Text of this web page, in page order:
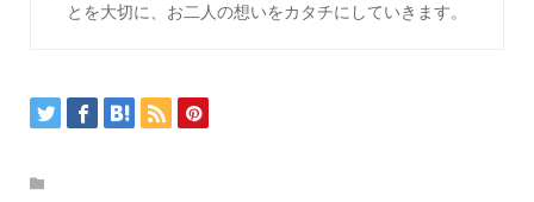
とを大切に、お二人の想いをカタチにしていきます。